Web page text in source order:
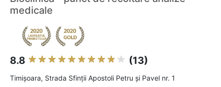
medicale
8.8 (13)
Timişoara, Strada Sfinții Apostoli Petru și Pavel nr. 1